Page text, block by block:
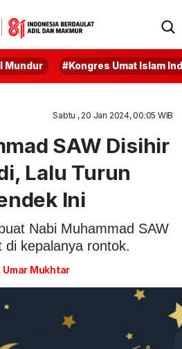
Mundur #Kongres Umat Islam
Sabtu , 20 Jan 2024, 00:05 WIB
SAW Disihir
Lalu Turun
Ini
Nabi Muhammad SAW
kepalanya rontok.
Umar Mukhtar